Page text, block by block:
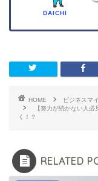
DAICHI
HOME
ビジネスマ
【努力が続かない人
く！？
RELATED